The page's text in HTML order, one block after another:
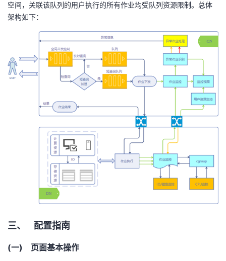
的
我
技
支
的
声
空间，关联该队列的用户执行的所有作业均受队列资源限制。总体
架构如下：
三、 配置指南
(一) 页面基本操作